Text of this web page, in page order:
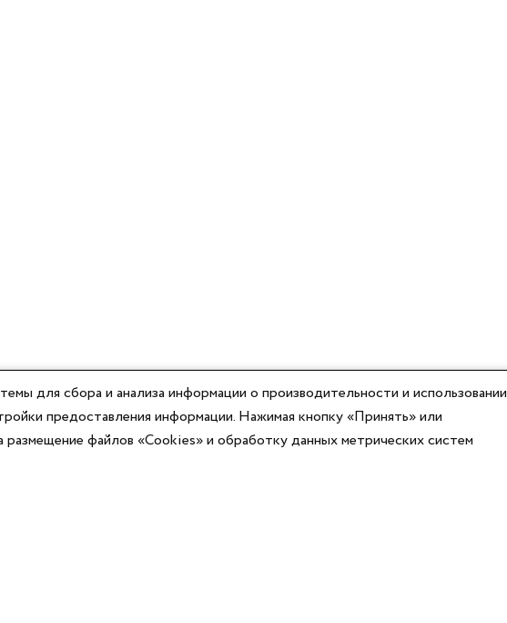
для сбора и анализа информации о производительности и использовании
предоставления информации. Нажимая кнопку «Принять» или
размещение файлов «Cookies» и обработку данных метрических систем